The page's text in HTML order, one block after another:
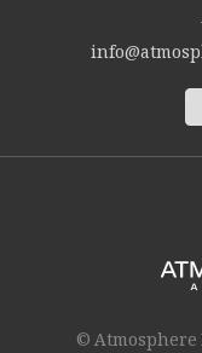
© Atmosphere